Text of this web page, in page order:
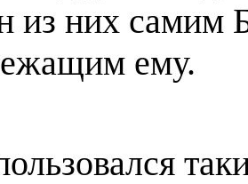
из них самим
ему.